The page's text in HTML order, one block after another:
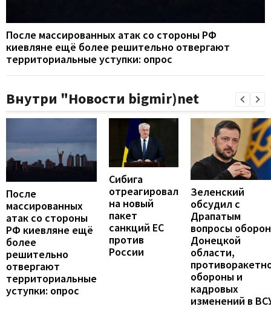
После массированных атак со стороны РФ
киевляне ещё более решительно отвергают
территориальные уступки: опрос
Внутри "Новости bigmir)net
После
массированных
атак со стороны
РФ киевляне ещё
более
решительно
отвергают
территориальные
уступки: опрос
Сибига
отреагировал
на новый
пакет
санкций ЕС
против
России
Зеленский
обсудил с
Драпатым
вопросы
Донецкой
области,
обороны и
кадровых
изменений в